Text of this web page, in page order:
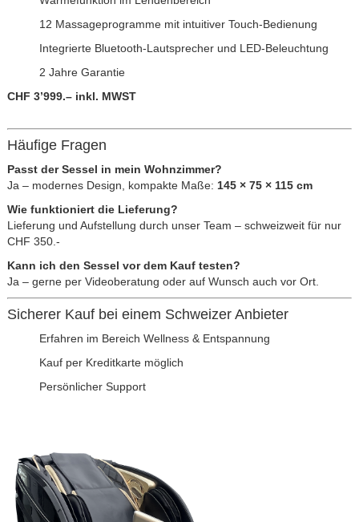
12 Massageprogramme mit intuitiver Touch-Bedienung
Integrierte Bluetooth-Lautsprecher und LED-Beleuchtung
2 Jahre Garantie
CHF 3’999.– inkl. MWST
Häufige Fragen
Passt der Sessel in mein Wohnzimmer?
Ja – modernes Design, kompakte Maße: 145 × 75 × 115 cm
Wie funktioniert die Lieferung?
Lieferung und Aufstellung durch unser Team – schweizweit für nur
CHF 350.-
Kann ich den Sessel vor dem Kauf testen?
Ja – gerne per Videoberatung oder auf Wunsch auch vor Ort.
Sicherer Kauf bei einem Schweizer Anbieter
Erfahren im Bereich Wellness & Entspannung
Kauf per Kreditkarte möglich
Persönlicher Support